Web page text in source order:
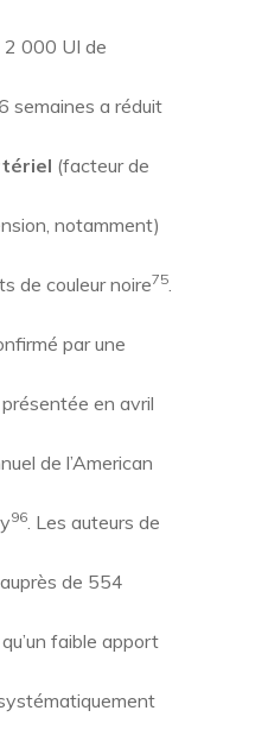
2 000 UI de
semaines a réduit
(facteur de
notamment)
de couleur noire75.
par une
en avril
de l’American
96. Les auteurs de
de 554
faible apport